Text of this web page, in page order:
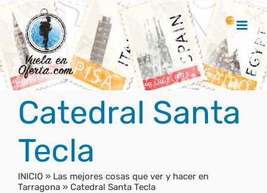
Saltar
contenido
Catedral Santa
Tecla
INICIO » Las mejores cosas que ver y hacer en
Tarragona » Catedral Santa Tecla